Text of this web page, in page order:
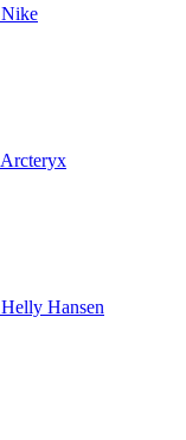
Nike
Arcteryx
Helly Hansen